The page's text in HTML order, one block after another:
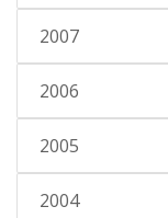
2007
2006
2005
2004